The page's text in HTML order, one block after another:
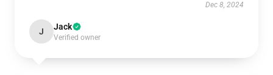
Dec 8, 2024
J Jack
Verified owner